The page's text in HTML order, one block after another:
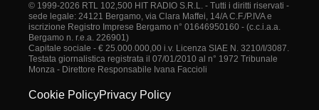
© 1999-2026 RTL 102,500 HIT RADIO S.R.L. - Tutti i diritti riservati -
sede legale: 24121 Bergamo, via Clara Maffei, 14/A C.F./P.IVA e
iscrizione Registro Imprese Bergamo n° 01646950160 - (c.c.i.a.a.
Bergamo n. r.e.a. 226901)
Capitale sociale - € 25.000.000,00 i.v. Licenza SIAE N. 3210/I/3087.
Testata giornalistica registrata il 07/01/2010 al n° 1972 Tribunale
Monza - Direttore Responsabile Ivana Faccioli
Cookie PolicyPrivacy Policy